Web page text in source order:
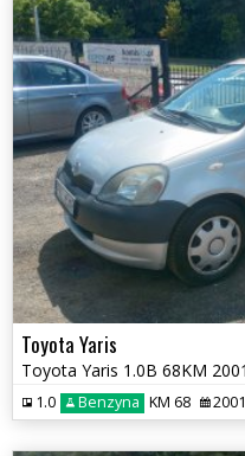
Toyota Yaris
1.0 Benzyna KM 68 2001